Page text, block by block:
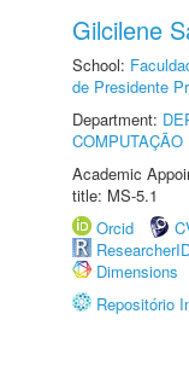
Gilcilene
School:
de Presidente
Department:
COMPUTAÇÃO
Academic
title: MS-5.1
Orcid
Dimensions
Repositório